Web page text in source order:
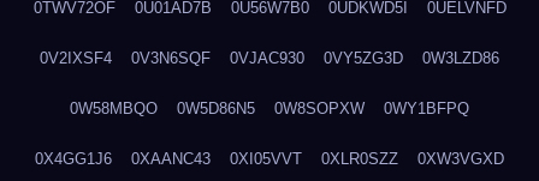
0TWV72OF 0U01AD7B 0U56W7B0 0UDKWD5I 0UELVNFD
0V2IXSF4 0V3N6SQF 0VJAC930 0VY5ZG3D 0W3LZD86
0W58MBQO 0W5D86N5 0W8SOPXW 0WY1BFPQ
0X4GG1J6 0XAANC43 0XI05VVT 0XLR0SZZ 0XW3VGXD